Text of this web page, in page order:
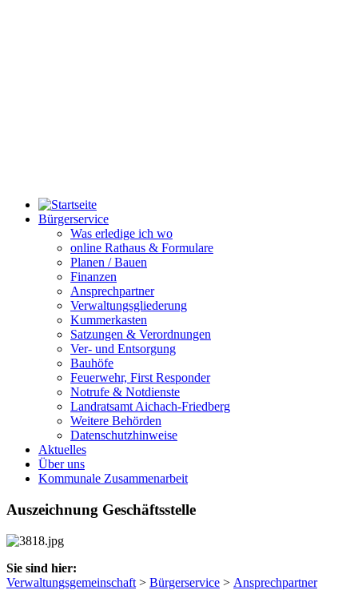
Bürgerservice
Was erledige ich wo
online Rathaus & Formulare
Planen / Bauen
Finanzen
Ansprechpartner
Verwaltungsgliederung
Kummerkasten
Satzungen & Verordnungen
Ver- und Entsorgung
Bauhöfe
Feuerwehr, First Responder
Notrufe & Notdienste
Landratsamt Aichach-Friedberg
Weitere Behörden
Datenschutzhinweise
Aktuelles
Über uns
Kommunale Zusammenarbeit
Auszeichnung Geschäftsstelle
Sie sind hier:
Verwaltungsgemeinschaft > Bürgerservice > Ansprechpartner